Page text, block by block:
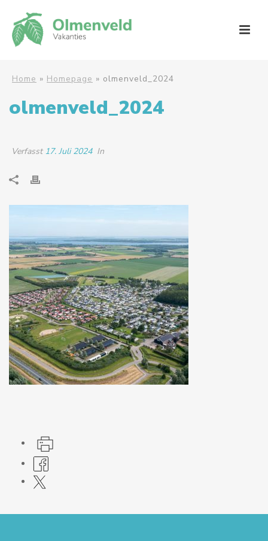
Home » Homepage » olmenveld_2024
olmenveld_2024
Verfasst 17. Juli 2024 In